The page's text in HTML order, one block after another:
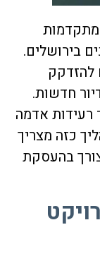
המתקדמות
בירושלים.
להזדקק
חדשות.
רעידות אדמה
כזה מצריך
בהעסקת